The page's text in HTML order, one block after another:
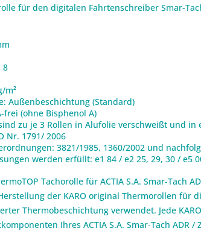
für den digitalen Fahrtenschreiber Smar-
8
m²
Außenbeschichtung (Standard)
frei (ohne Bisphenol A)
zu je 3 Rollen in Alufolie verschweißt und in
Nr. 1791/ 2006
3821/1985, 1360/2002 und
werden erfüllt: e1 84 / e2 25, 29, 30 / e5
Tachorolle für ACTIA S.A. Smar-
der KARO original Thermorollen für
Thermobeschichtung verwendet. Jede
Ihres ACTIA S.A. Smar-Tach ADR /